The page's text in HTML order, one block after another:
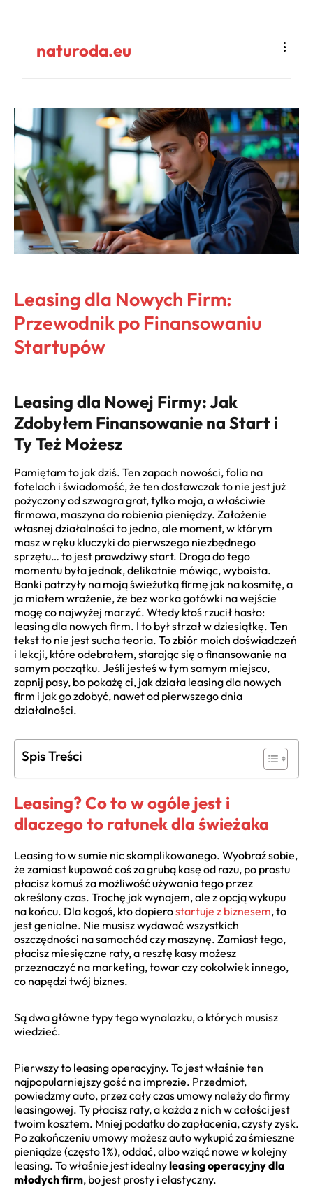
naturoda.eu
Leasing dla Nowych Firm:
Przewodnik po Finansowaniu
Startupów
Leasing dla Nowej Firmy: Jak
Zdobyłem Finansowanie na Start i
Ty Też Możesz
Pamiętam to jak dziś. Ten zapach nowości, folia na
fotelach i świadomość, że ten dostawczak to nie jest już
pożyczony od szwagra grat, tylko moja, a właściwie
firmowa, maszyna do robienia pieniędzy. Założenie
własnej działalności to jedno, ale moment, w którym
masz w ręku kluczyki do pierwszego niezbędnego
sprzętu… to jest prawdziwy start. Droga do tego
momentu była jednak, delikatnie mówiąc, wyboista.
Banki patrzyły na moją świeżutką firmę jak na kosmitę, a
ja miałem wrażenie, że bez worka gotówki na wejście
mogę co najwyżej marzyć. Wtedy ktoś rzucił hasło:
leasing dla nowych firm. I to był strzał w dziesiątkę. Ten
tekst to nie jest sucha teoria. To zbiór moich doświadczeń
i lekcji, które odebrałem, starając się o finansowanie na
samym początku. Jeśli jesteś w tym samym miejscu,
zapnij pasy, bo pokażę ci, jak działa leasing dla nowych
firm i jak go zdobyć, nawet od pierwszego dnia
działalności.
Spis Treści
Leasing? Co to w ogóle jest i
dlaczego to ratunek dla świeżaka
Leasing to w sumie nic skomplikowanego. Wyobraź sobie,
że zamiast kupować coś za grubą kasę od razu, po prostu
płacisz komuś za możliwość używania tego przez
określony czas. Trochę jak wynajem, ale z opcją wykupu
na końcu. Dla kogoś, kto dopierostartuje z biznesem, to
jest genialne. Nie musisz wydawać wszystkich
oszczędności na samochód czy maszynę. Zamiast tego,
płacisz miesięczne raty, a resztę kasy możesz
przeznaczyć na marketing, towar czy cokolwiek innego,
co napędzi twój biznes.
Są dwa główne typy tego wynalazku, o których musisz
wiedzieć.
Pierwszy to leasing operacyjny. To jest właśnie ten
najpopularniejszy gość na imprezie. Przedmiot,
powiedzmy auto, przez cały czas umowy należy do firmy
leasingowej. Ty płacisz raty, a każda z nich w całości jest
twoim kosztem. Mniej podatku do zapłacenia, czysty zysk.
Po zakończeniu umowy możesz auto wykupić za śmieszne
pieniądze (często 1%), oddać, albo wziąć nowe w kolejny
leasing. To właśnie jest idealnyleasing operacyjny dla
młodych firm, bo jest prosty i elastyczny.